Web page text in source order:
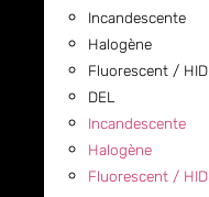
Incandescente
Halogène
Fluorescent / HID
DEL
Incandescente
Halogène
Fluorescent / HID